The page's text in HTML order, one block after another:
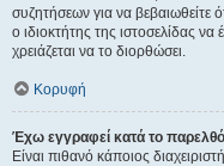
συζητήσεων για να βεβαιωθείτε
ο ιδιοκτήτης της ιστοσελίδας να
χρειάζεται να το διορθώσει.
Κορυφή
Έχω εγγραφεί κατά το
Είναι πιθανό κάποιος